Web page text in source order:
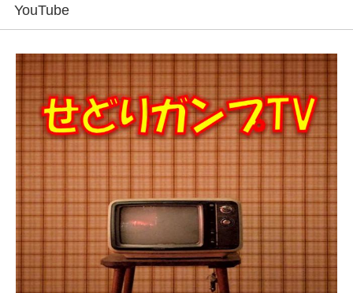
YouTube